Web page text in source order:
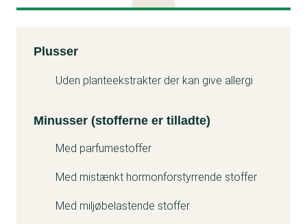
Kemitest
Plusser
Uden planteekstrakter der kan give allergi
Minusser (stofferne er tilladte)
Med parfumestoffer
Med mistænkt hormonforstyrrende stoffer
Med miljøbelastende stoffer